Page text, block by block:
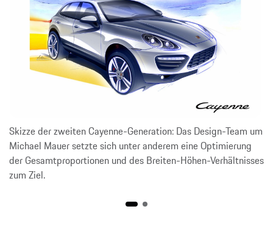
Skizze der zweiten Cayenne-Generation: Das Design-Team um
Michael Mauer setzte sich unter anderem eine Optimierung
der Gesamtproportionen und des Breiten-Höhen-Verhältnisses
zum Ziel.